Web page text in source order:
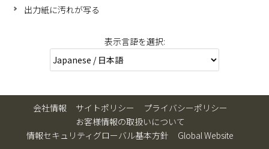
出力紙に汚れが写る
表示言語を選択:
会社情報 サイトポリシー
プライバシーポリシー
お客様情報の取扱いについて
情報セキュリティグローバル基本方針
Global Website